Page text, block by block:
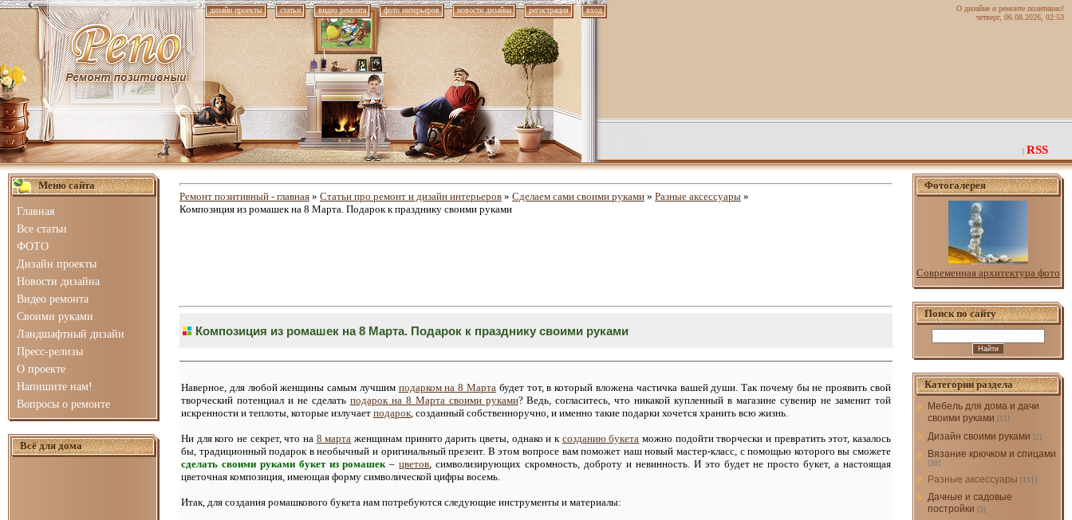
дизайн проекты статьи видео ремонта фото интерьеров новости дизайна регистрация вход
О дизайне и ремонте позитивно!
четверг, 06.08.2026, 02:53
| RSS
Меню сайта
Главная
Все статьи
ФОТО
Дизайн проекты
Новости дизайна
Видео ремонта
Своими руками
Ландшафтный дизайн
Пресс-релизы
О проекте
Напишите нам!
Вопросы о ремонте
Всё для дома
Ремонт позитивный - главная » Статьи про ремонт и дизайн интерьеров » Сделаем сами своими руками » Разные аксессуары »
Композиция из ромашек на 8 Марта. Подарок к празднику своими руками
Композиция из ромашек на 8 Марта. Подарок к празднику своими руками
Наверное, для любой женщины самым лучшим подарком на 8 Марта будет тот, в который вложена частичка вашей души. Так почему бы не проявить свой
творческий потенциал и не сделать подарок на 8 Марта своими руками? Ведь, согласитесь, что никакой купленный в магазине сувенир не заменит той
искренности и теплоты, которые излучает подарок , созданный собственноручно, и именно такие подарки хочется хранить всю жизнь.
Ни для кого не секрет, что на 8 марта женщинам принято дарить цветы, однако и к созданию букета можно подойти творчески и превратить этот, казалось
бы, традиционный подарок в необычный и оригинальный презент. В этом вопросе вам поможет наш новый мастер-класс, с помощью которого вы сможете
сделать своими руками букет из ромашек –цветов , символизирующих скромность, доброту и невинность. И это будет не просто букет, а настоящая
цветочная композиция, имеющая форму символической цифры восемь.
Итак, для создания ромашкового букета нам потребуются следующие инструменты и материалы:
Фотогалерея
Современная архитектура фото
Поиск по сайту
Категории раздела
Мебель для дома и дачи
своими руками [15]
Дизайн своими руками [2]
Вязание крючком и спицами
[30]
Разные аксессуары [131]
Дачные и садовые
постройки [3]